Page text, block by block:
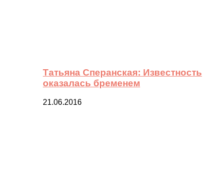
Татьяна Сперанская: Известность
оказалась бременем
21.06.2016